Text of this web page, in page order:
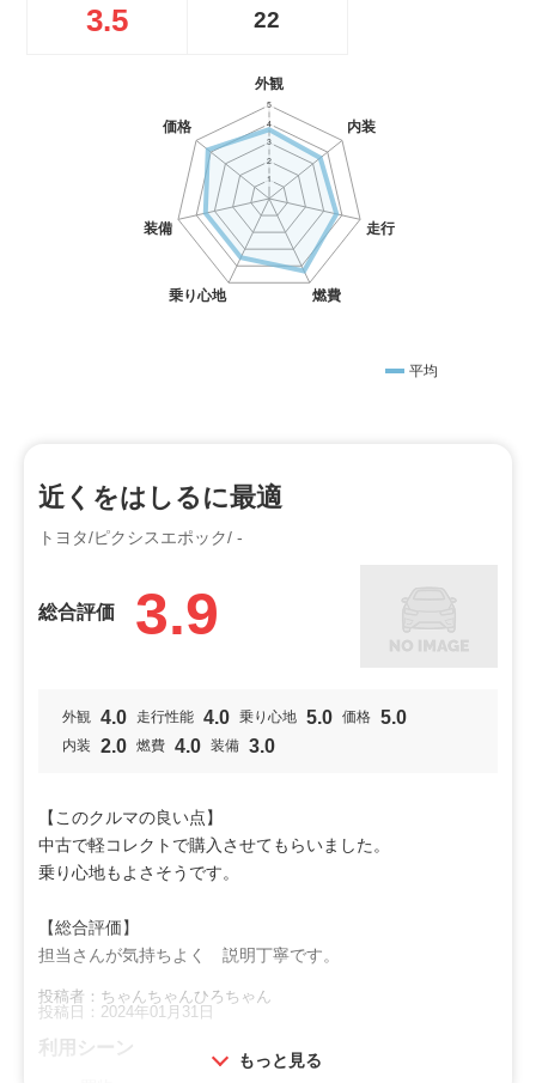
3.5 22
平均
近くをはしるに最適
トヨタ/ピクシスエポック/ -
総合評価 3.9
外観 4.0 走行性能 4.0 乗り心地 5.0 価格 5.0
内装 2.0 燃費 4.0 装備 3.0
【このクルマの良い点】
中古で軽コレクトで購入させてもらいました。
乗り心地もよさそうです。
【総合評価】
担当さんが気持ちよく 説明丁寧です。
投稿者：ちゃんちゃんひろちゃん
投稿日：2024年01月31日
利用シーン
もっと見る